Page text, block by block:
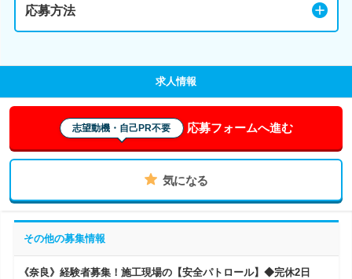
応募方法
求人情報
志望動機・自己PR不要 応募フォームへ進む
気になる
その他の募集情報
《奈良》経験者募集！施工現場の【安全パトロール】◆完休2日